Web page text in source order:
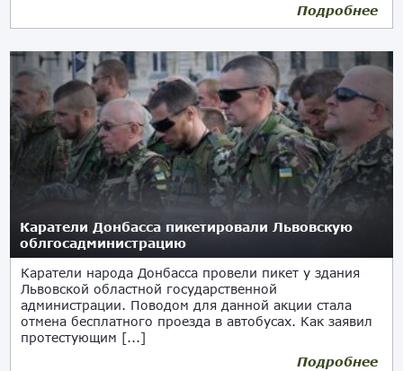
Подробнее
Каратели Донбасса пикетировали Львовскую
облгосадминистрацию
Каратели народа Донбасса провели пикет у здания
Львовской областной государственной
администрации. Поводом для данной акции стала
отмена бесплатного проезда в автобусах. Как заявил
протестующим [...]
Подробнее